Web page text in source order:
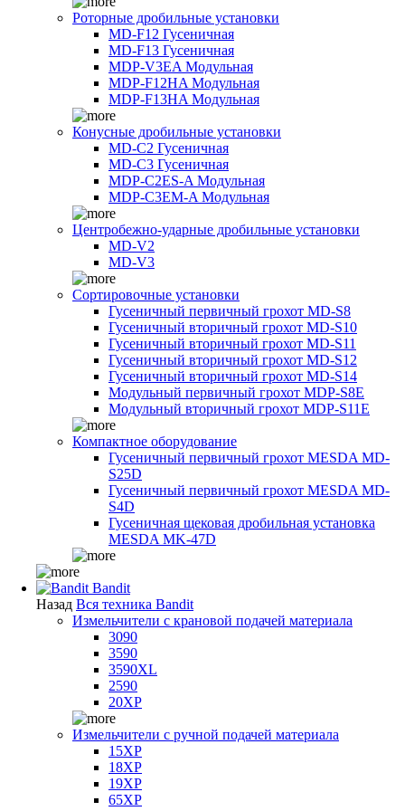
Роторные дробильные установки
MD-F12 Гусеничная
MD-F13 Гусеничная
MDP-V3EA Модульная
MDP-F12HA Модульная
MDP-F13HA Модульная
Конусные дробильные установки
MD-C2 Гусеничная
MD-C3 Гусеничная
MDP-C2ES-A Модульная
MDP-C3EM-A Модульная
Центробежно-ударные дробильные установки
MD-V2
MD-V3
Сортировочные установки
Гусеничный первичный грохот MD-S8
Гусеничный вторичный грохот MD-S10
Гусеничный вторичный грохот MD-S11
Гусеничный вторичный грохот MD-S12
Гусеничный вторичный грохот MD-S14
Модульный первичный грохот MDP-S8E
Модульный вторичный грохот MDP-S11E
Компактное оборудование
Гусеничный первичный грохот MESDA MD-
S25D
Гусеничный первичный грохот MESDA MD-
S4D
Гусеничная щековая дробильная установка
MESDA MK-47D
Bandit
Назад Вся техника Bandit
Измельчители с крановой подачей материала
3090
3590
3590XL
2590
20XP
Измельчители с ручной подачей материала
15XP
18XP
19XP
65XP